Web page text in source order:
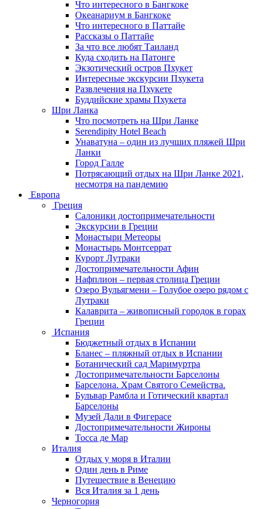
Что интересного в Бангкоке
Океанариум в Бангкоке
Что интересного в Паттайе
Рассказы о Паттайе
За что все любят Таиланд
Куда сходить на Патонге
Экзотический остров Пхукет
Интересные экскурсии Пхукета
Развлечения на Пхукете
Буддийские храмы Пхукета
Шри Ланка
Что посмотреть на Шри Ланке
Serendipity Hotel Beach
Унаватуна – один из лучших пляжей Шри
Ланки
Город Галле
Потрясающий отдых на Шри Ланке 2021,
несмотря на пандемию
Европа
Греция
Салоники достопримечательности
Экскурсии в Греции
Монастыри Метеоры
Монастырь Монтсеррат
Курорт Лутраки
Достопримечательности Афин
Нафплион – первая столица Греции
Озеро Вульягмени – Голубое озеро рядом с
Лутраки
Калаврита – живописный городок в горах
Греции
Испания
Бюджетный отдых в Испании
Бланес – пляжный отдых в Испании
Ботанический сад Маримуртра
Достопримечательности Барселоны
Барселона. Храм Святого Семейства.
Бульвар Рамбла и Готический квартал
Барселоны
Музей Дали в Фигерасе
Достопримечательности Жироны
Тосса де Мар
Италия
Отдых у моря в Италии
Один день в Риме
Путешествие в Венецию
Вся Италия за 1 день
Черногория